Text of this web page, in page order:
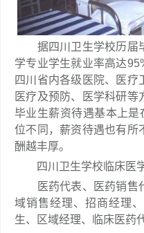
据四川卫生学校历届
学专业学生就业率高达
四川省内各级医院、医疗
医疗及预防、医学科研等
毕业生薪资待遇基本上是
位不同，薪资待遇也有所
酬越丰厚。
四川卫生学校临床医
医药代表、医药销售
域销售经理、招商经理
生、区域经理、临床医药